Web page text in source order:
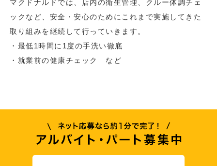
マクドナルドでは、店内の衛生管理、クルー体調チェ
ックなど、安全・安心のためにこれまで実施してきた
取り組みを継続して行っていきます。
・最低1時間に1度の手洗い徹底
・就業前の健康チェック など